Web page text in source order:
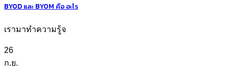
BYOD และ BYOM คือ อะไร
เรามาทำความรู้จ
26
ก.ย.